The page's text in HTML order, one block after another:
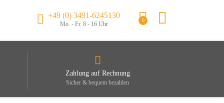
+49 (0) 3491-6245130
Mo. - Fr. 8 - 16 Uhr
0
Zahlung auf Rechnung
Sicher & bequem bezahlen